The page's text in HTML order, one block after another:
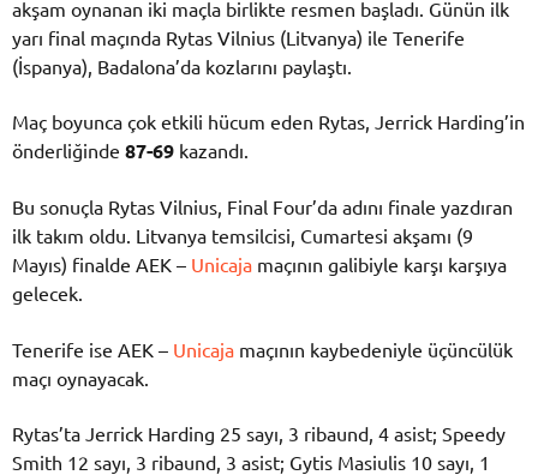
akşam oynanan iki maçla birlikte resmen başladı. Günün ilk
yarı final maçında Rytas Vilnius (Litvanya) ile Tenerife
(İspanya), Badalona’da kozlarını paylaştı.
Maç boyunca çok etkili hücum eden Rytas, Jerrick Harding’in
önderliğinde 87-69 kazandı.
Bu sonuçla Rytas Vilnius, Final Four’da adını finale yazdıran
ilk takım oldu. Litvanya temsilcisi, Cumartesi akşamı (9
Mayıs) finalde AEK – Unicaja maçının galibiyle karşı karşıya
gelecek.
Tenerife ise AEK – Unicaja maçının kaybedeniyle üçüncülük
maçı oynayacak.
Rytas’ta Jerrick Harding 25 sayı, 3 ribaund, 4 asist; Speedy
Smith 12 sayı, 3 ribaund, 3 asist; Gytis Masiulis 10 sayı, 1